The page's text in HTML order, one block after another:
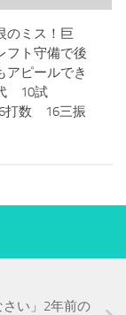
のミス！巨
フト守備で後
アピールでき
10試
数 16三振
さい」2年前の